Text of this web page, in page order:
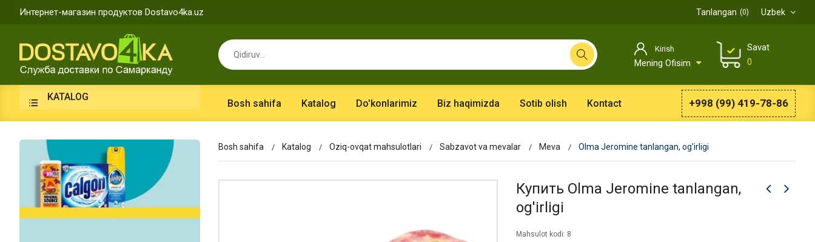
Интернет-магазин продуктов Dostavo4ka.uz Uzbek
Tanlangan 0
Kirish
Mening Ofisim
Savat
0
KATALOG
Bosh sahifa Katalog Do'konlarimiz Biz haqimizda Sotib olish Kontact +998 (99) 419-78-86
Bosh sahifa Katalog Oziq-ovqat mahsulotlari Sabzavot va mevalar Meva Olma Jeromine tanlangan, og'irligi
Купить Olma Jeromine tanlangan,
og'irligi
Mahsulot kodi: 8